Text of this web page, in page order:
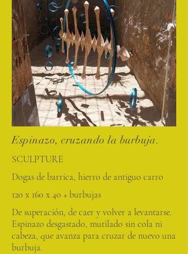
Espinazo, cruzando la burbuja.
SCULPTURE
Dogas de barrica, hierro de antiguo carro
120 x 160 x 40 + burbujas
De superación, de caer y volver a levantarse.
Espinazo desgastado, mutilado sin cola ni
cabeza, que avanza para cruzar de nuevo una
burbuja.